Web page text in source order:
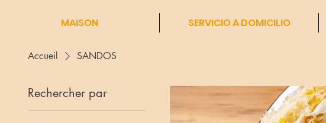
MAISON SERVICIO A DOMICILIO
Accueil SANDOS
Rechercher par